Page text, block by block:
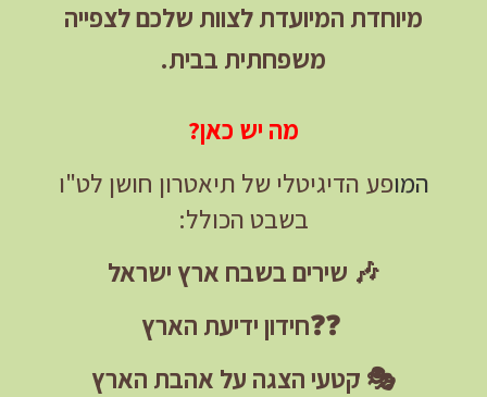
מיוחדת המיועדת לצוות שלכם לצפייה
משפחתית בבית.
מה יש כאן?
המופע הדיגיטלי של תיאטרון חושן לט"ו
בשבט הכולל:
🎶 שירים בשבח ארץ ישראל
❓❓חידון ידיעת הארץ
🎭 קטעי הצגה על אהבת הארץ